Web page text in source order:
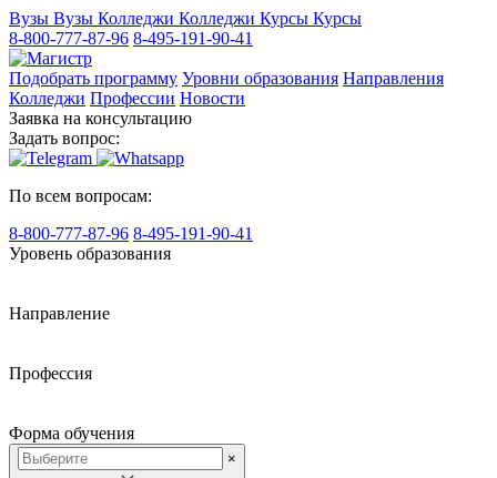
Вузы Вузы Колледжи Колледжи Курсы Курсы
8-800-777-87-96 8-495-191-90-41
Подобрать программу Уровни образования Направления
Колледжи Профессии Новости
Заявка на консультацию
Задать вопрос:
По всем вопросам:
8-800-777-87-96 8-495-191-90-41
Уровень образования
Направление
Профессия
Форма обучения
×